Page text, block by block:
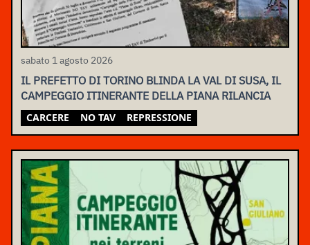
sabato 1 agosto 2026
IL PREFETTO DI TORINO BLINDA LA VAL DI SUSA, IL
CAMPEGGIO ITINERANTE DELLA PIANA RILANCIA
CARCERE NO TAV REPRESSIONE